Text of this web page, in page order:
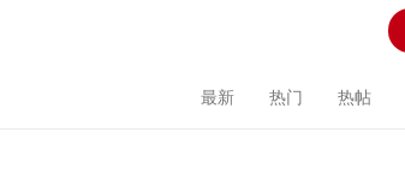
最新 热门 热帖